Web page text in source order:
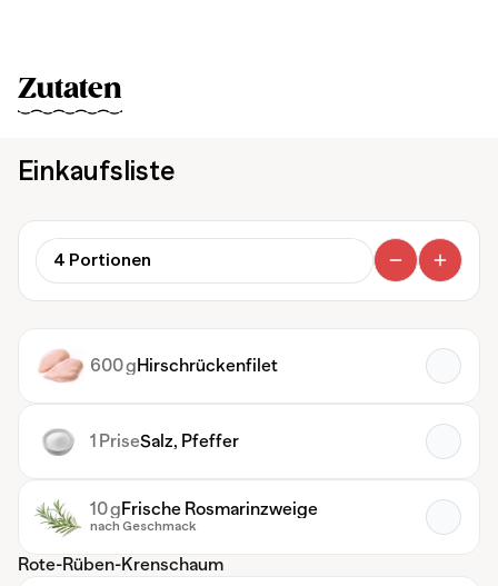
Zutaten